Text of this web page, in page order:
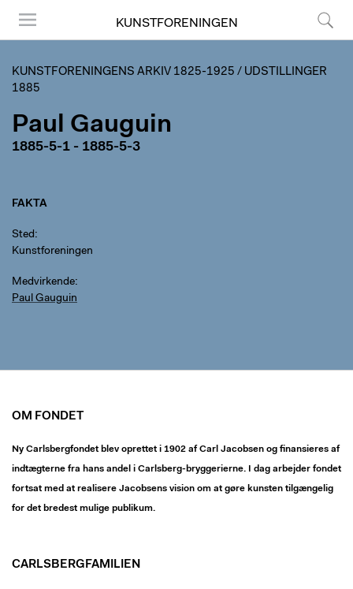
KUNSTFORENINGEN
KUNSTFORENINGENS ARKIV 1825-1925 / UDSTILLINGER
1885
Paul Gauguin
1885-5-1 - 1885-5-3
FAKTA
Sted
Kunstforeningen
Medvirkende
Paul Gauguin
OM FONDET
Ny Carlsbergfondet blev oprettet i 1902 af Carl Jacobsen og finansieres af
indtægterne fra hans andel i Carlsberg-bryggerierne. I dag arbejder fondet
fortsat med at realisere Jacobsens vision om at gøre kunsten tilgængelig
for det bredest mulige publikum.
CARLSBERGFAMILIEN